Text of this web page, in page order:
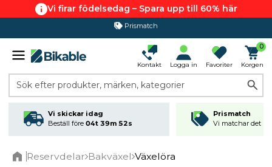
Vi firar födelsedag – Spara upp till 60% här
365 dagars öppet köp
Kontakt Logga in Favoriter
0
Korgen
Sök efter produkter, märken, kategorier
Vi skickar idag
Beställ före 04t 39m 52s
Prismatch
Vi matchar det
Reservdelar Bakväxel Växelöra